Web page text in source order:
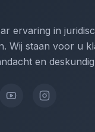
ervaring in
Wij staan voor u
en